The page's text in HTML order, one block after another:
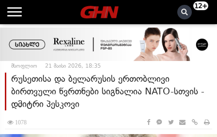
12+
მსოფლიო 21 მაისი 2026, 18:35
რუსეთისა და ბელარუსის ერთობლივი
ბირთვული წვრთნები სიგნალია NATO-სთვის -
დმიტრი პესკოვი
1078